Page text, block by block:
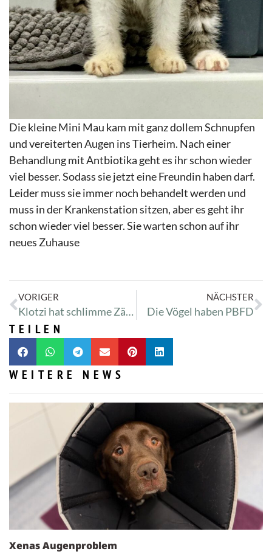
Die kleine Mini Mau kam mit ganz dollem Schnupfen
und vereiterten Augen ins Tierheim. Nach einer
Behandlung mit Antbiotika geht es ihr schon wieder
viel besser. Sodass sie jetzt eine Freundin haben darf.
Leider muss sie immer noch behandelt werden und
muss in der Krankenstation sitzen, aber es geht ihr
schon wieder viel besser. Sie warten schon auf ihr
neues Zuhause
VORIGER
Klotzi hat schlimme Zähne
NÄCHSTER
Die Vögel haben PBFD
TEILEN
WEITERE NEWS
Xenas Augenproblem